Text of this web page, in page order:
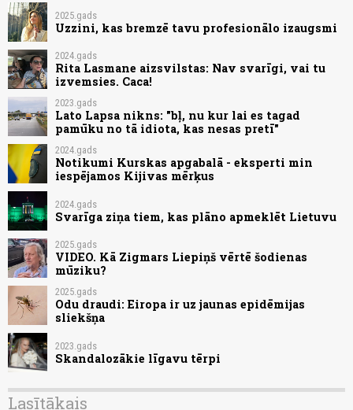
2025.gads
Uzzini, kas bremzē tavu profesionālo izaugsmi
2024.gads
Rita Lasmane aizsvilstas: Nav svarīgi, vai tu
izvemsies. Caca!
2023.gads
Lato Lapsa nikns: "bļ, nu kur lai es tagad
pamūku no tā idiota, kas nesas pretī"
2024.gads
Notikumi Kurskas apgabalā - eksperti min
iespējamos Kijivas mērķus
2024.gads
Svarīga ziņa tiem, kas plāno apmeklēt Lietuvu
2025.gads
VIDEO. Kā Zigmars Liepiņš vērtē šodienas
mūziku?
2025.gads
Odu draudi: Eiropa ir uz jaunas epidēmijas
sliekšņa
2023.gads
Skandalozākie līgavu tērpi
Lasītākais